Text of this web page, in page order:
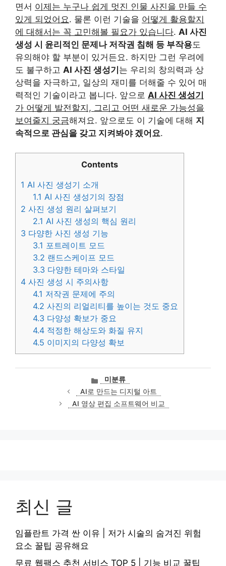
면서 이제는 누구나 쉽게 멋진 인물 사진을 만들 수
있게 되었어요. 물론 이런 기술을 어떻게 활용할지
에 대해서는 꼭 고민해볼 필요가 있습니다. AI 사진
생성 시 윤리적인 문제나 저작권 침해 등 부작용도
유의해야 할 부분이 있거든요. 하지만 그런 우려에
도 불구하고 AI 사진 생성기 는 우리의 창의력과 상
상력을 자극하고, 일상의 재미를 더해줄 수 있어 매
력적인 기술이라고 봅니다. 앞으로 AI 사진 생성기
가 어떻게 발전할지, 그리고 어떤 새로운 가능성을
보여줄지 궁금해져요. 앞으로도 이 기술에 대해 지
속적으로 관심을 갖고 지켜봐야 겠어요.
Contents
1 AI 사진 생성기 소개
1.1 AI 사진 생성기의 장점
2 사진 생성 원리 살펴보기
2.1 AI 사진 생성의 핵심 원리
3 다양한 사진 생성 기능
3.1 포트레이트 모드
3.2 랜드스케이프 모드
3.3 다양한 테마와 스타일
4 사진 생성 시 주의사항
4.1 저작권 문제에 주의
4.2 사진의 리얼리티를 높이는 것도 중요
4.3 다양성 확보가 중요
4.4 적정한 해상도와 화질 유지
4.5 이미지의 다양성 확보
카
테
고
리
미분류
AI로 만드는 디지털 아트
AI 영상 편집 소프트웨어 비교
최신 글
임플란트 가격 싼 이유 | 저가 시술의 숨겨진 위험
요소 꿀팁 공유해요
무료 웹팩스 추천 서비스 TOP 5 | 기능 비교 꿀팁